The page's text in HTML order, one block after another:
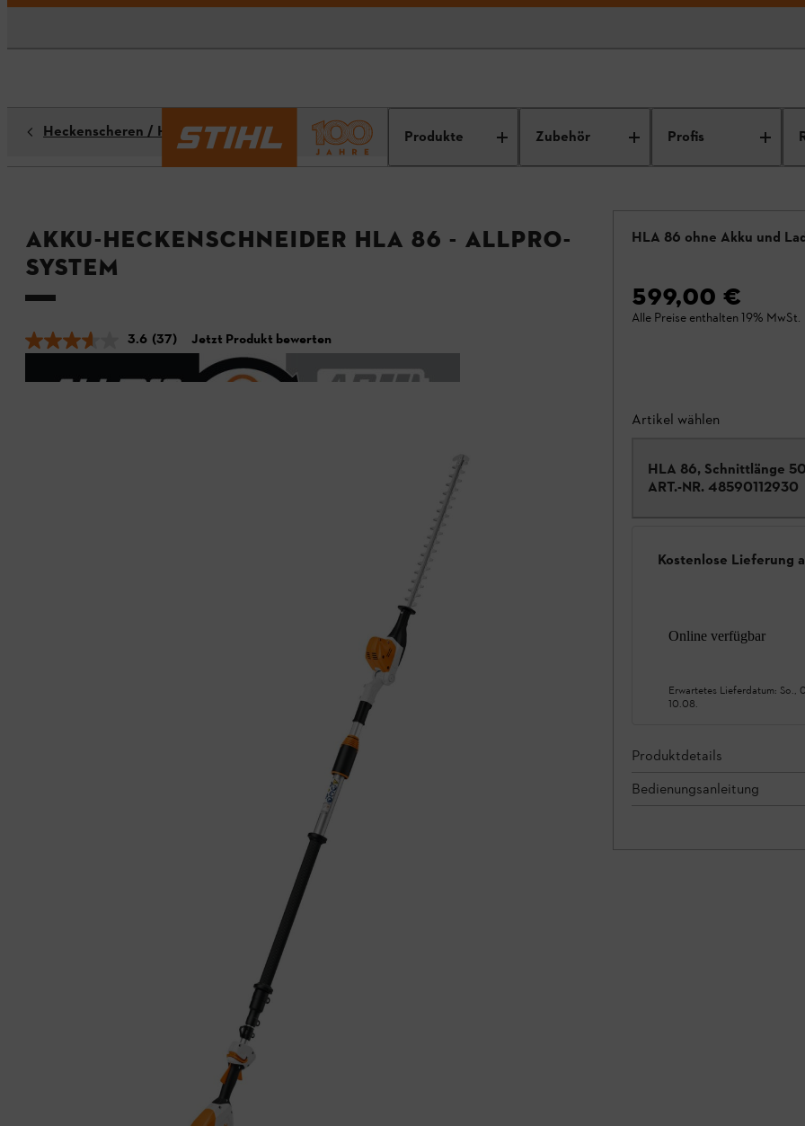
Produkte Zubehör Profis
Heckenscheren / Heckenschneider
Akku-Heckenschneider HLA 86 - ALLPRO-
System
3.6 (37) Jetzt Produkt bewerten
HLA 86 ohne Akku und
599,00 €
Alle Preise enthalten 19% MwSt.
Artikel wählen
HLA 86, Schnittlänge
ART.-NR. 48590112930
Kostenlose Lieferung
Online verfügbar
Erwartetes Lieferdatum: So.,
10.08.
Produktdetails
Bedienungsanleitung